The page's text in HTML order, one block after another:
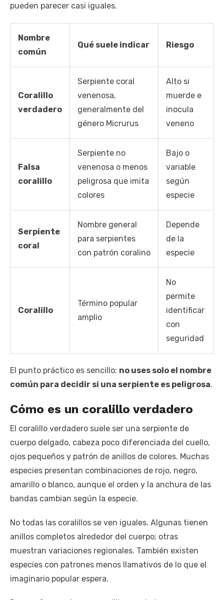
pueden parecer casi iguales.
Nombre
común
Qué suele indicar Riesgo
Coralillo
verdadero
Serpiente coral
venenosa,
generalmente del
género Micrurus
Alto si
muerde e
inocula
veneno
Falsa
coralillo
Serpiente no
venenosa o menos
peligrosa que imita
colores
Bajo o
variable
según
especie
Serpiente
coral
Nombre general
para serpientes
con patrón coralino
Depende
de la
especie
Coralillo
Término popular
amplio
No
permite
identificar
con
seguridad
El punto práctico es sencillo: no uses solo el nombre
común para decidir si una serpiente es peligrosa.
Cómo es un coralillo verdadero
El coralillo verdadero suele ser una serpiente de
cuerpo delgado, cabeza poco diferenciada del cuello,
ojos pequeños y patrón de anillos de colores. Muchas
especies presentan combinaciones de rojo, negro,
amarillo o blanco, aunque el orden y la anchura de las
bandas cambian según la especie.
No todas las coralillos se ven iguales. Algunas tienen
anillos completos alrededor del cuerpo; otras
muestran variaciones regionales. También existen
especies con patrones menos llamativos de lo que el
imaginario popular espera.